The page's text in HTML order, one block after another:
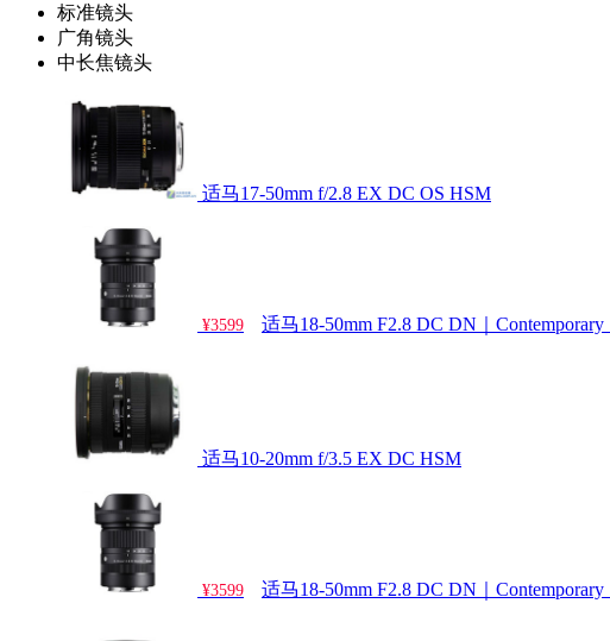
标准镜头
广角镜头
中长焦镜头
适马17-50mm f/2.8 EX DC OS HSM
¥3599 适马18-50mm F2.8 DC DN｜Contemporary
适马10-20mm f/3.5 EX DC HSM
¥3599 适马18-50mm F2.8 DC DN｜Contemporary